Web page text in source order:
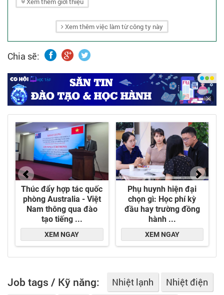
đầu tư kinh doanh bất động sản.
Xem thêm việc làm từ công ty này
Chia sẽ:
Job tags / Kỹ năng: Nhiệt lạnh
Nhiệt điện